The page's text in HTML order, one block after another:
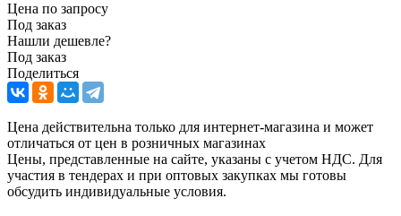
Цена по запросу
Под заказ
Нашли дешевле?
Под заказ
Поделиться
Цена действительна только для интернет-магазина и может
отличаться от цен в розничных магазинах
Цены, представленные на сайте, указаны с учетом НДС. Для
участия в тендерах и при оптовых закупках мы готовы
обсудить индивидуальные условия.